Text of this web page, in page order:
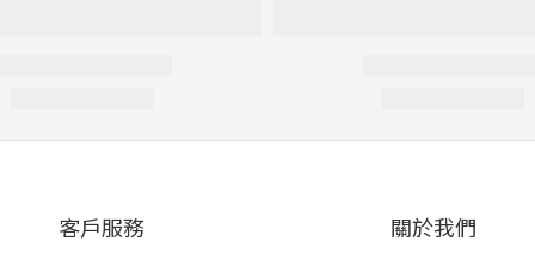
客戶服務 關於我們